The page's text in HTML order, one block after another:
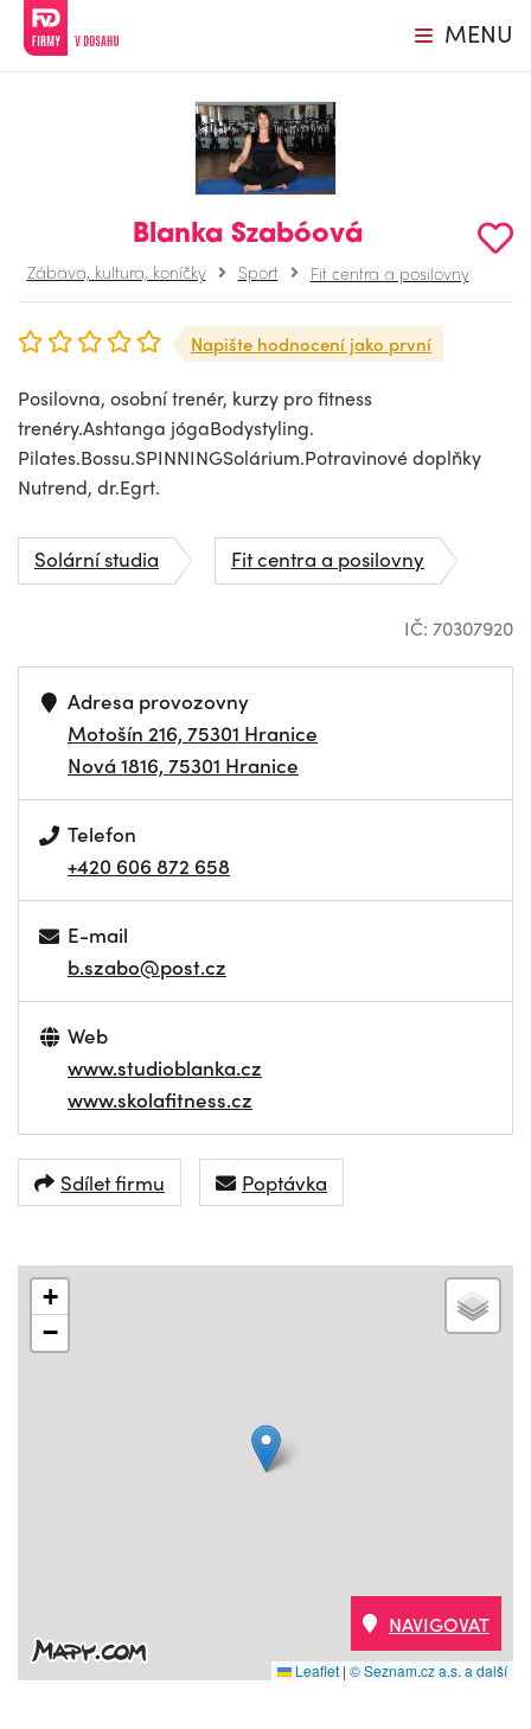
MENU
Blanka Szabóová
Zábava, kultura, koníčky Sport Fit centra a posilovny
Napište hodnocení jako první
Posilovna, osobní trenér, kurzy pro fitness
trenéry.Ashtanga jógaBodystyling.
Pilates.Bossu.SPINNINGSolárium.Potravinové doplňky
Nutrend, dr.Egrt.
Solární studia Fit centra a posilovny
IČ: 70307920
Adresa provozovny
Motošín 216, 75301 Hranice
Nová 1816, 75301 Hranice
Telefon
+420 606 872 658
E-mail
b.szabo@post.cz
Web
www.studioblanka.cz
www.skolafitness.cz
Sdílet firmu Poptávka
+
−
Leaflet | © Seznam.cz a.s. a další
NAVIGOVAT